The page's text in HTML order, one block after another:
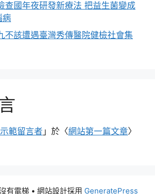
查國年夜研發新療法 把益生菌變成
病
不該遭遇臺灣秀傳醫院健檢社會集
範留言者 」於〈網站第一篇文章〉
有電梯 • 網站設計採用 GeneratePress